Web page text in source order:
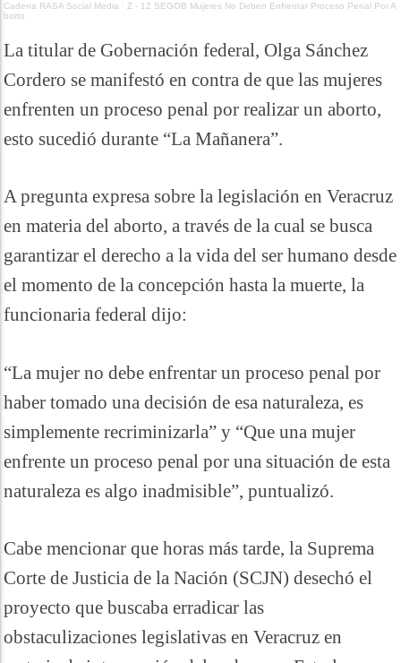
Cadena RASA Social Media ·Z - 12 SEGOB Mujeres No Deben Enfrentar Proceso Penal Por A
borto
La titular de Gobernación federal, Olga Sánchez
Cordero se manifestó en contra de que las mujeres
enfrenten un proceso penal por realizar un aborto,
esto sucedió durante “La Mañanera”.
A pregunta expresa sobre la legislación en Veracruz
en materia del aborto, a través de la cual se busca
garantizar el derecho a la vida del ser humano desde
el momento de la concepción hasta la muerte, la
funcionaria federal dijo:
“La mujer no debe enfrentar un proceso penal por
haber tomado una decisión de esa naturaleza, es
simplemente recriminizarla” y “Que una mujer
enfrente un proceso penal por una situación de esta
naturaleza es algo inadmisible”, puntualizó.
Cabe mencionar que horas más tarde, la Suprema
Corte de Justicia de la Nación (SCJN) desechó el
proyecto que buscaba erradicar las
obstaculizaciones legislativas en Veracruz en